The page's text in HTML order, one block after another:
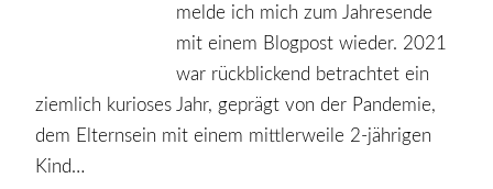
melde ich mich zum Jahresende
mit einem Blogpost wieder. 2021
war rückblickend betrachtet ein
ziemlich kurioses Jahr, geprägt von der Pandemie,
dem Elternsein mit einem mittlerweile 2-jährigen
Kind…